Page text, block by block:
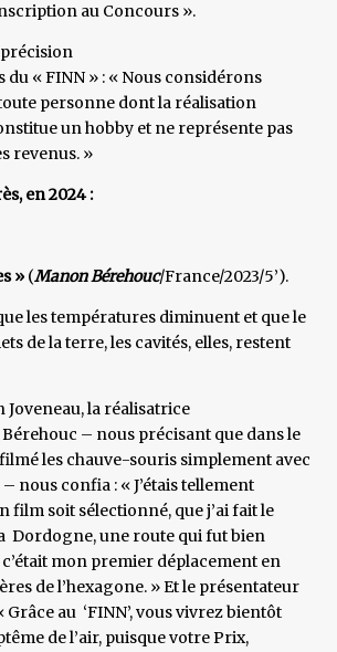
au Concours ».
du « FINN » : « Nous considérons
personne dont la réalisation
un hobby et ne représente pas
revenus. »
en 2024 :
» (Manon Bérehouc/France/2023/5’).
les températures diminuent et que le
de la terre, les cavités, elles, restent
Joveneau, la réalisatrice
– nous précisant que dans le
les chauve-souris simplement avec
nous confia : « J’étais tellement
film soit sélectionné, que j’ai fait le
Dordogne, une route qui fut bien
mon premier déplacement en
de l’hexagone. » Et le présentateur
au ‘FINN’, vous vivrez bientôt
de l’air, puisque votre Prix,